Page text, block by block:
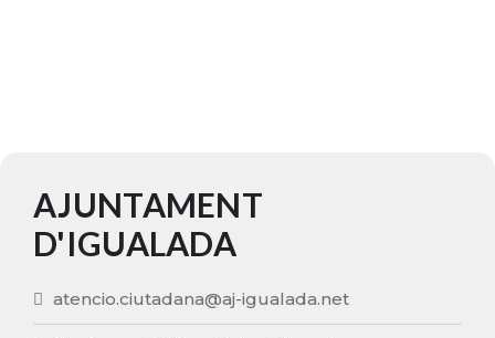
AJUNTAMENT
D'IGUALADA
atencio.ciutadana@aj-igualada.net